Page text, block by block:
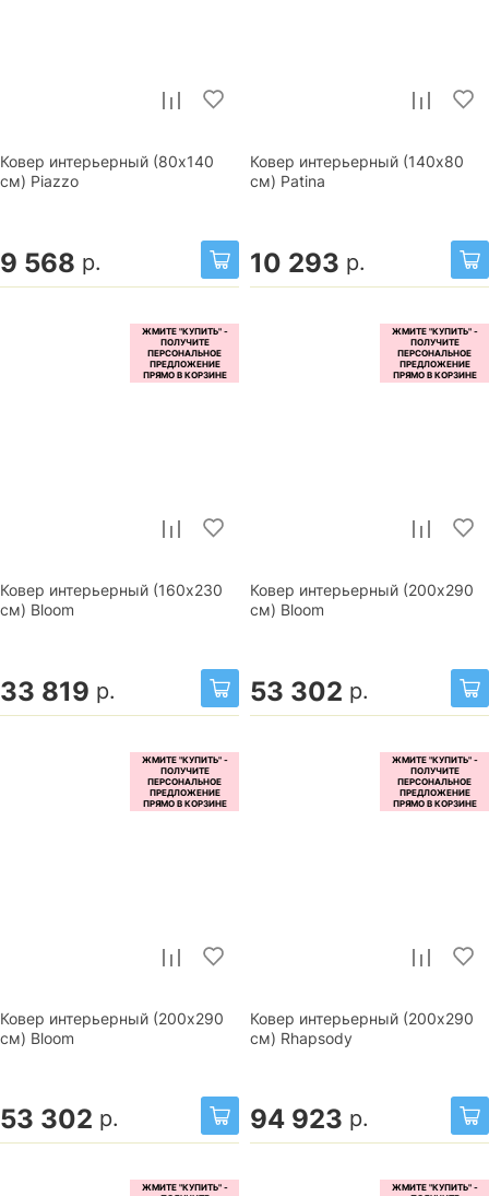
Ковер интерьерный (80x140
см) Piazzo
9 568 р.
Ковер интерьерный (140x80
см) Patina
10 293 р.
Ковер интерьерный (160x230
см) Bloom
33 819 р.
Ковер интерьерный (200x290
см) Bloom
53 302 р.
Ковер интерьерный (200x290
см) Bloom
53 302 р.
Ковер интерьерный (200x290
см) Rhapsody
94 923 р.